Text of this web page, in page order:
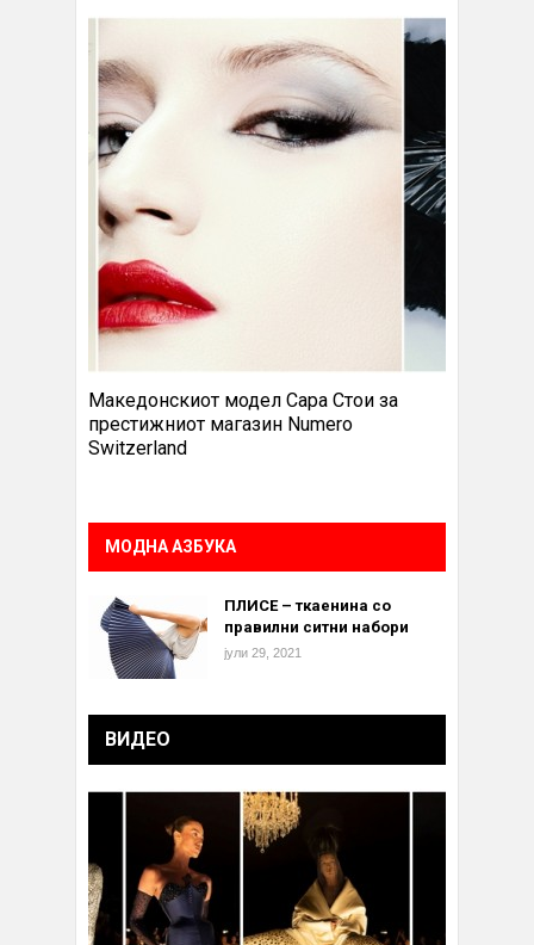
Македонскиот модел Сара Стои за
престижниот магазин Numero
Switzerland
МОДНА АЗБУКА
ПЛИСЕ – ткаенина со
правилни ситни набори
јули 29, 2021
ВИДЕО